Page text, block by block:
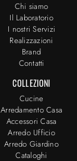
Chi siamo
Il Laboratorio
I nostri Servizi
Realizzazioni
Brand
Contatti
COLLEZIONI
Cucine
Arredamento Casa
Accessori Casa
Arredo Ufficio
Arredo Giardino
Cataloghi